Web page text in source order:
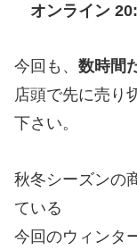
オンライン
今回も、 数時間
店頭で先に売り
下さい。
秋冬シーズンの
ている
今回のウィンタ